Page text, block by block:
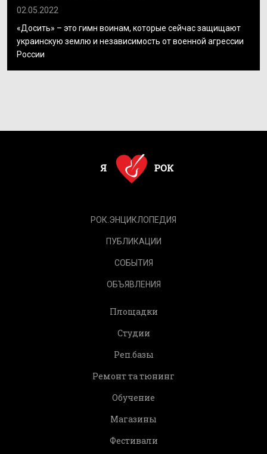
02.05.2022
«Досить» – это гимн воинам, которые сейчас защищают
украинскую землю и независимость от военной агрессии
России
РОК.ЭНЦИКЛОПЕДИЯ
ПУБЛИКАЦИИ
СОБЫТИЯ
ОБЪЯВЛЕНИЯ
Площадки
Студии
Реп.базы
Ремонт та тюнинг
Обучение
Магазины
Фестивали